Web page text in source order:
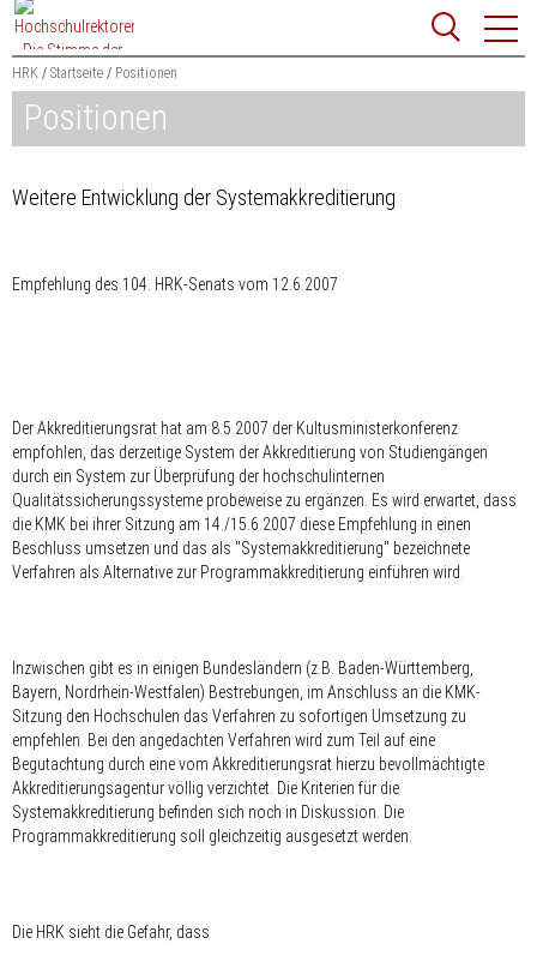
Zum
Content
springen
Suchbegriff
Suchen
HRK Startseite Positionen
Positionen
Weitere Entwicklung der Systemakkreditierung
Empfehlung des 104. HRK-Senats vom 12.6.2007
Der Akkreditierungsrat hat am 8.5.2007 der Kultusministerkonferenz
empfohlen, das derzeitige System der Akkreditierung von Studiengängen
durch ein System zur Überprüfung der hochschulinternen
Qualitätssicherungssysteme probeweise zu ergänzen. Es wird erwartet, dass
die KMK bei ihrer Sitzung am 14./15.6.2007 diese Empfehlung in einen
Beschluss umsetzen und das als "Systemakkreditierung" bezeichnete
Verfahren als Alternative zur Programmakkreditierung einführen wird.
Inzwischen gibt es in einigen Bundesländern (z.B. Baden-Württemberg,
Bayern, Nordrhein-Westfalen) Bestrebungen, im Anschluss an die KMK-
Sitzung den Hochschulen das Verfahren zu sofortigen Umsetzung zu
empfehlen. Bei den angedachten Verfahren wird zum Teil auf eine
Begutachtung durch eine vom Akkreditierungsrat hierzu bevollmächtigte
Akkreditierungsagentur völlig verzichtet. Die Kriterien für die
Systemakkreditierung befinden sich noch in Diskussion. Die
Programmakkreditierung soll gleichzeitig ausgesetzt werden.
Die HRK sieht die Gefahr, dass